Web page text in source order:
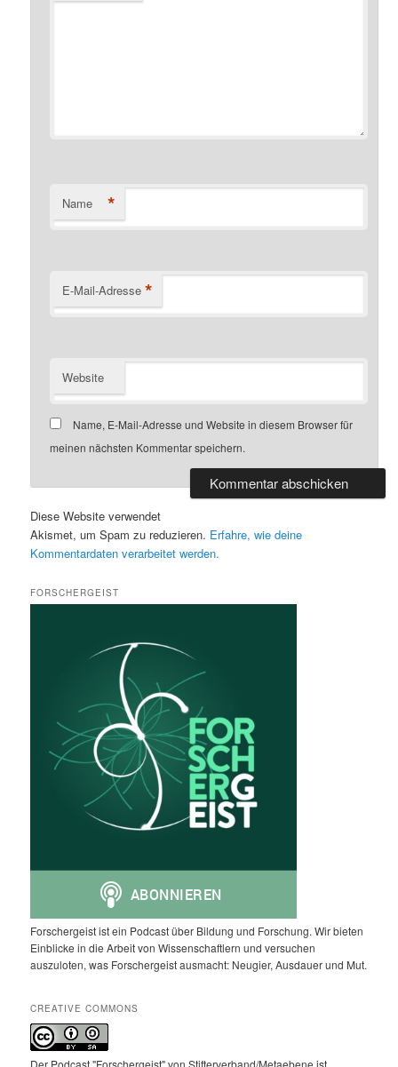
Name *
E-Mail-Adresse *
Website
Name, E-Mail-Adresse und Website in diesem Browser für
meinen nächsten Kommentar speichern.
Diese Website verwendet
Akismet, um Spam zu reduzieren. Erfahre, wie deine
Kommentardaten verarbeitet werden.
FORSCHERGEIST
Forschergeist ist ein Podcast über Bildung und Forschung. Wir bieten
Einblicke in die Arbeit von Wissenschaftlern und versuchen
auszuloten, was Forschergeist ausmacht: Neugier, Ausdauer und Mut.
CREATIVE COMMONS